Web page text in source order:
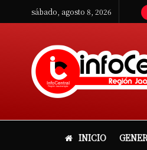
sábado, agosto 8, 2026
INICIO